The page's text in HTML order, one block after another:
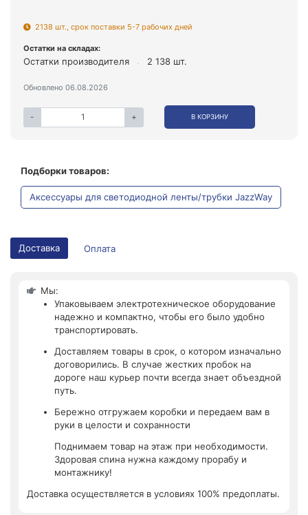
2138 шт., срок поставки 5-7 рабочих дней
Остатки на складах:
Остатки производителя 2 138 шт.
Обновлено 06.08.2026
- + В КОРЗИНУ
Подборки товаров:
Аксессуары для светодиодной ленты/трубки JazzWay
Доставка Оплата
Мы:
Упаковываем электротехническое оборудование
надежно и компактно, чтобы его было удобно
транспортировать.
Доставляем товары в срок, о котором изначально
договорились. В случае жестких пробок на
дороге наш курьер почти всегда знает объездной
путь.
Бережно отгружаем коробки и передаем вам в
руки в целости и сохранности
Поднимаем товар на этаж при необходимости.
Здоровая спина нужна каждому прорабу и
монтажнику!
Доставка осуществляется в условиях 100% предоплаты.